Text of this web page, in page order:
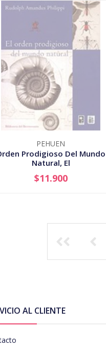
PEHUEN
Prodigioso Del Mundo
Natural, El
AGOTADO
$11.900
AL CLIENTE